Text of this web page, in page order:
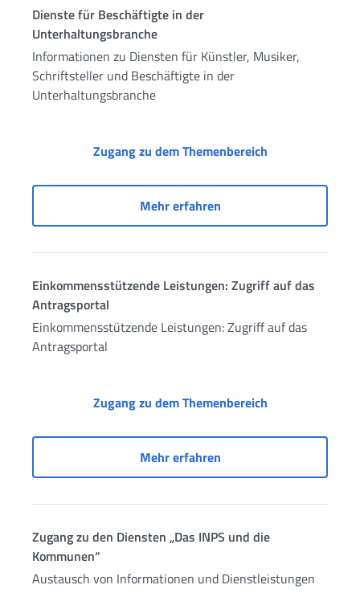
Dienste für Beschäftigte in der
Unterhaltungsbranche
Informationen zu Diensten für Künstler, Musiker,
Schriftsteller und Beschäftigte in der
Unterhaltungsbranche
Zugang zu dem ThemenbereichDienste für
Mehr erfahrenDienste für
Einkommensstützende Leistungen: Zugriff auf das
Antragsportal
Einkommensstützende Leistungen: Zugriff auf das
Antragsportal
Zugang zu dem Themenbereich
Mehr erfahrenEinkommensstützende
Zugang zu den Diensten „Das INPS und die
Kommunen“
Austausch von Informationen und Dienstleistungen